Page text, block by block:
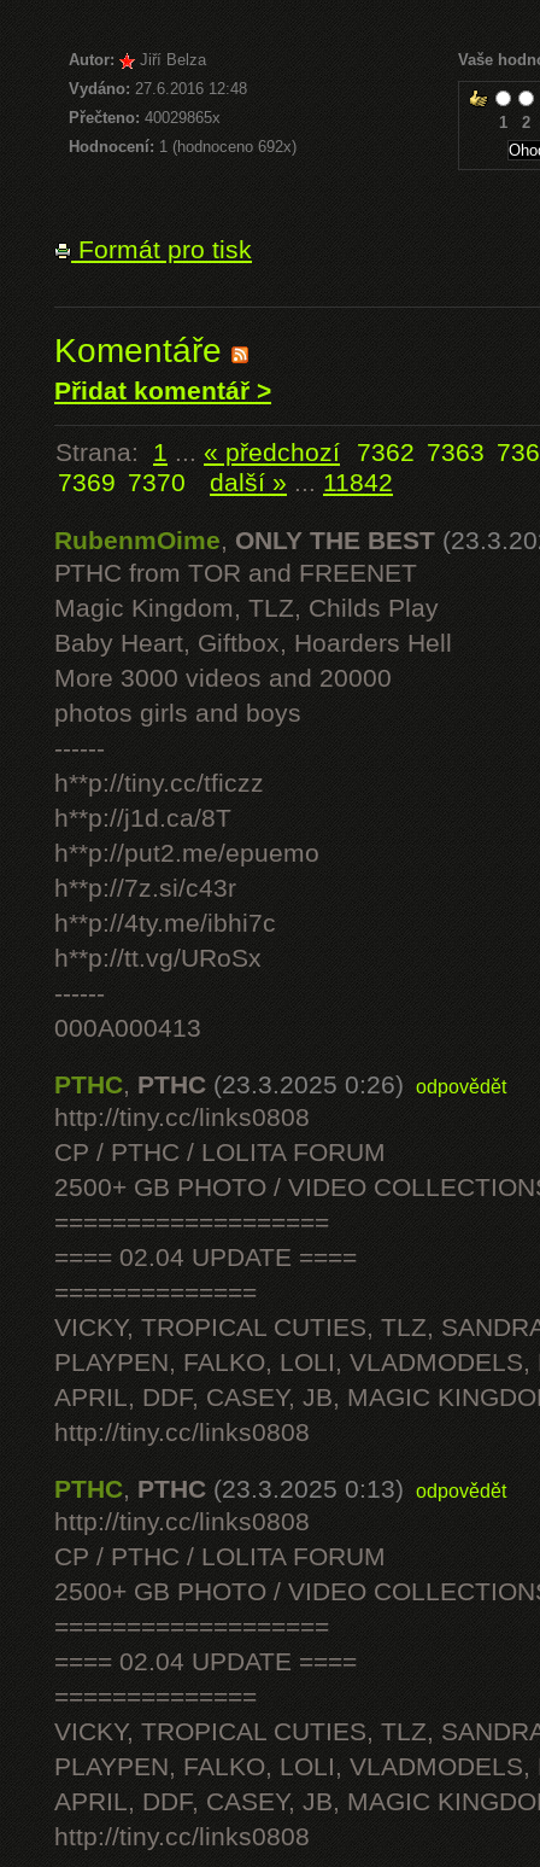
Autor:
Jiří Belza
Vydáno: 27.6.2016 12:48
Přečteno:40029865x
Hodnocení: 1 (hodnoceno 692x)
Vaše
1 2
Formát pro tisk
Komentáře
Přidat komentář >
Strana: 1 ... « předchozí 7362 7363
7369 7370 další » ...11842
RubenmOime, ONLY THE BEST
РТНС from TOR and FREENET
Magic Kingdom, TLZ, Childs Play
Baby Heart, Giftbox, Hoarders Hell
More 3000 videos and 20000
photos girls and boys
------
h**p://tiny.cc/tficzz
h**p://j1d.ca/8T
h**p://put2.me/epuemo
h**p://7z.si/c43r
h**p://4ty.me/ibhi7c
h**p://tt.vg/URoSx
------
000A000413
PTHC, PTHC (23.3.2025 0:26) odpovědět
http://tiny.cc/links0808
CP / PTHC / LOLITA FORUM
2500+ GB PHOTO / VIDEO
===================
==== 02.04 UPDATE ====
==============
VICKY, TROPICAL CUTIES, TLZ,
PLAYPEN, FALKO, LOLI, VLADMODELS,
APRIL, DDF, CASEY, JB, MAGIC
http://tiny.cc/links0808
PTHC, PTHC (23.3.2025 0:13) odpovědět
http://tiny.cc/links0808
CP / PTHC / LOLITA FORUM
2500+ GB PHOTO / VIDEO
===================
==== 02.04 UPDATE ====
==============
VICKY, TROPICAL CUTIES, TLZ,
PLAYPEN, FALKO, LOLI, VLADMODELS,
APRIL, DDF, CASEY, JB, MAGIC
http://tiny.cc/links0808